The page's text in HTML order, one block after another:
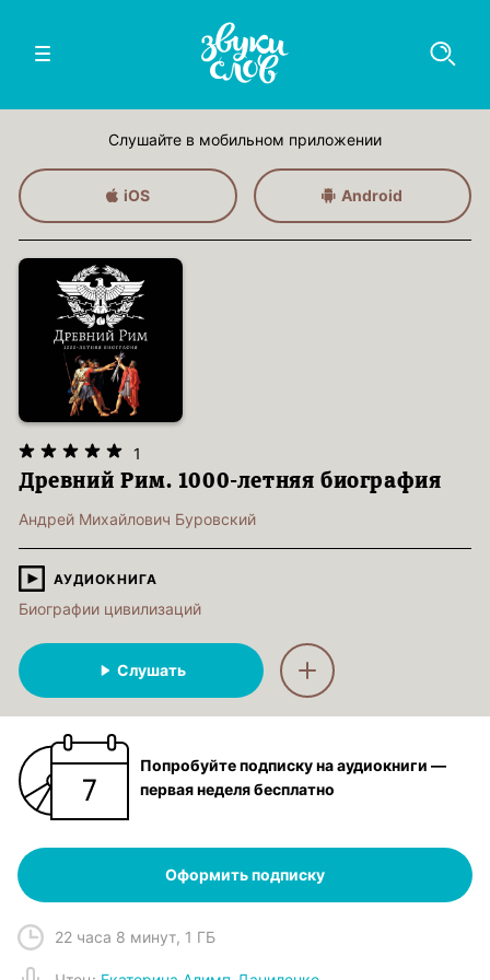
Слушайте в мобильном приложении
iOS Android
1
Древний Рим. 1000-летняя биография
Андрей Михайлович Буровский
АУДИОКНИГА
Биографии цивилизаций
Слушать
Попробуйте подписку на аудиокниги —
первая неделя бесплатно
Оформить подписку
22 часа 8 минут, 1 ГБ